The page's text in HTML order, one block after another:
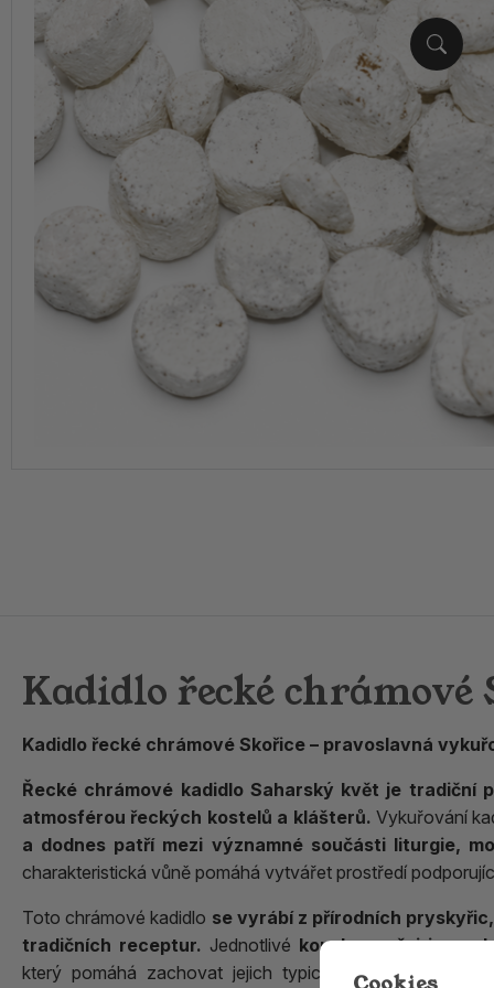
Kadidlo řecké chrámové
Kadidlo řecké chrámové Skořice – pravoslavná
Řecké chrámové kadidlo Saharský květ je tradiční
atmosférou řeckých kostelů a klášterů. Vykuřování
a dodnes patří mezi významné součásti liturgie,
charakteristická vůně pomáhá vytvářet prostředí
Toto chrámové kadidlo se vyrábí z přírodních
tradičních receptur. Jednotlivé kousky směsi jsou
který pomáhá zachovat jejich typickou strukturu a